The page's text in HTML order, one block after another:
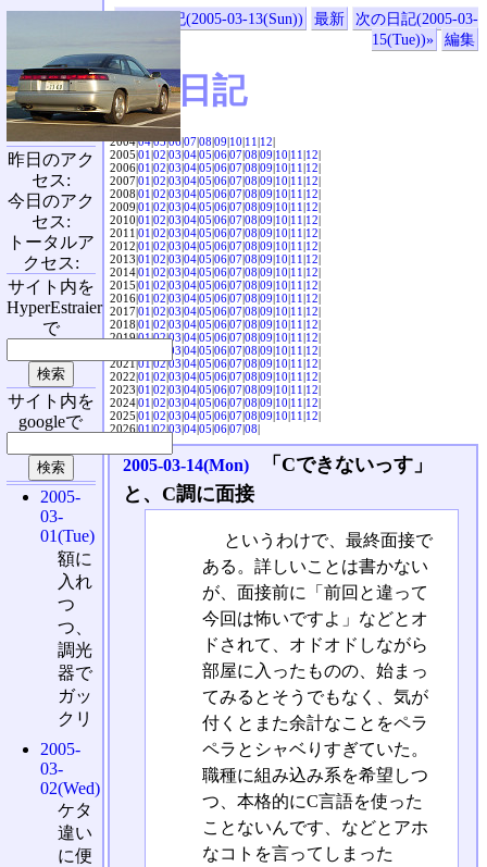
«前の日記(2005-03-13(Sun)) 最新
次の日記(2005-03-
15(Tue))»
編集
SVX日記
2004|04|05|06|07|08|09|10|11|12|
2005|01|02|03|04|05|06|07|08|09|10|11|12|
2006|01|02|03|04|05|06|07|08|09|10|11|12|
2007|01|02|03|04|05|06|07|08|09|10|11|12|
2008|01|02|03|04|05|06|07|08|09|10|11|12|
2009|01|02|03|04|05|06|07|08|09|10|11|12|
2010|01|02|03|04|05|06|07|08|09|10|11|12|
2011|01|02|03|04|05|06|07|08|09|10|11|12|
2012|01|02|03|04|05|06|07|08|09|10|11|12|
2013|01|02|03|04|05|06|07|08|09|10|11|12|
2014|01|02|03|04|05|06|07|08|09|10|11|12|
2015|01|02|03|04|05|06|07|08|09|10|11|12|
2016|01|02|03|04|05|06|07|08|09|10|11|12|
2017|01|02|03|04|05|06|07|08|09|10|11|12|
2018|01|02|03|04|05|06|07|08|09|10|11|12|
2019|01|02|03|04|05|06|07|08|09|10|11|12|
03|04|05|06|07|08|09|10|11|12|
2021|01|02|03|04|05|06|07|08|09|10|11|12|
2022|01|02|03|04|05|06|07|08|09|10|11|12|
2023|01|02|03|04|05|06|07|08|09|10|11|12|
2024|01|02|03|04|05|06|07|08|09|10|11|12|
2025|01|02|03|04|05|06|07|08|09|10|11|12|
2026|01|02|03|04|05|06|07|08|
2005-03-14(Mon)
「Cできないっす」
と、C調に面接
というわけで、最終面接で
ある。詳しいことは書かない
が、面接前に「前回と違って
今回は怖いですよ」などとオ
ドされて、オドオドしながら
部屋に入ったものの、始まっ
てみるとそうでもなく、気が
付くとまた余計なことをペラ
ペラとシャベりすぎていた。
職種に組み込み系を希望しつ
つ、本格的にC言語を使った
ことないんです、などとアホ
なコトを言ってしまった
昨日のアク
セス:
今日のアク
セス:
トータルア
クセス:
サイト内を
HyperEstraier
で
サイト内を
googleで
2005-
03-
01(Tue)
額に
入れ
つ
つ、
調光
器で
ガッ
クリ
2005-
03-
02(Wed)
ケタ
違い
に便